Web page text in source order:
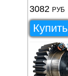
3082 РУБ
Купить